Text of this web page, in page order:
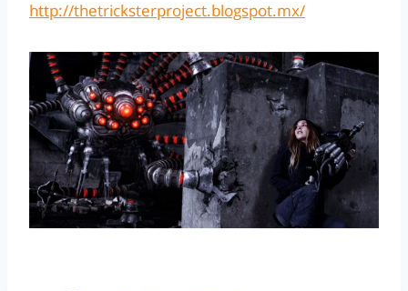
http://thetricksterproject.blogspot.mx/